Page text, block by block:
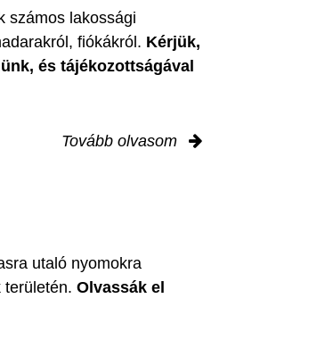
számos lakossági
fiókákról. Kérjük,
és tájékozottságával
Tovább olvasom
utaló nyomokra
területén. Olvassák el